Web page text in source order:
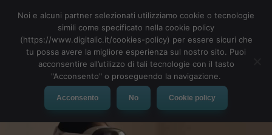
MENU
Noi e alcuni partner selezionati utilizziamo cookie o tecnologie
simili come specificato nella cookie policy
(https://www.digitalic.it/cookies-policy) per essere sicuri che
tu possa avere la migliore esperienza sul nostro sito. Puoi
acconsentire all’utilizzo di tali tecnologie con il tasto
"Acconsento" o proseguendo la navigazione.
Acconsento No Cookie policy